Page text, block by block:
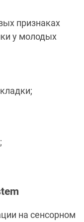
признаках
у молодых
на сенсорном